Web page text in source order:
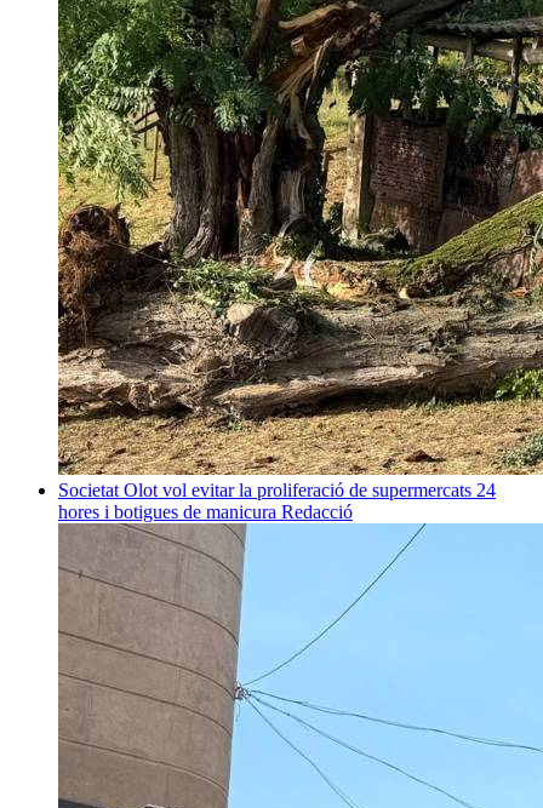
Societat Olot vol evitar la proliferació de supermercats 24
hores i botigues de manicura Redacció